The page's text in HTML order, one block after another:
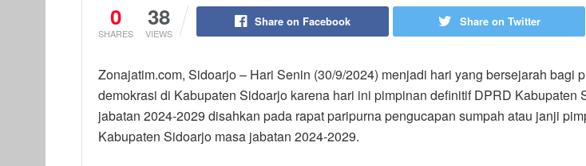
0
SHARES
38
VIEWS
Share on Facebook Share on Twitter
Zonajatim.com, Sidoarjo – Hari Senin (30/9/2024) menjadi hari yang bersejarah bagi
demokrasi di Kabupaten Sidoarjo karena hari ini pimpinan definitif DPRD Kabupaten
jabatan 2024-2029 disahkan pada rapat paripurna pengucapan sumpah atau janji
Kabupaten Sidoarjo masa jabatan 2024-2029.